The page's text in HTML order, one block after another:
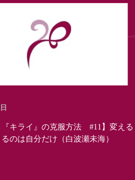
『キライ』の克服方法 #11】変える
のは自分だけ（白波瀬未海）